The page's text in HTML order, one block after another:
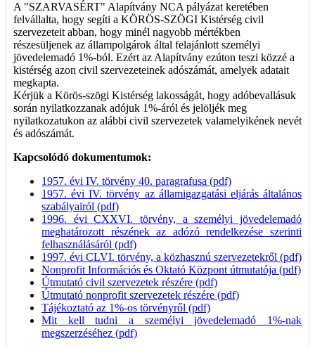
A "SZARVASÉRT" Alapítvány NCA pályázat keretében
felvállalta, hogy segíti a KÖRÖS-SZÖGI Kistérség civil
szervezeteit abban, hogy minél nagyobb mértékben
részesüljenek az állampolgárok által felajánlott személyi
jövedelemadó 1%-ból. Ezért az Alapítvány ezúton teszi közzé a
kistérség azon civil szervezeteinek adószámát, amelyek adatait
megkapta.
Kérjük a Körös-szögi Kistérség lakosságát, hogy adóbevallásuk
során nyilatkozzanak adójuk 1%-áról és jelöljék meg
nyilatkozatukon az alábbi civil szervezetek valamelyikének nevét
és adószámát.
Kapcsolódó dokumentumok:
1957. évi IV. törvény 40. paragrafusa (pdf)
1957. évi IV. törvény az államigazgatási eljárás általános
szabályairól (pdf)
1996. évi CXXVI. törvény, a személyi jövedelemadó
meghatározott részének az adózó rendelkezése szerinti
felhasználásáról (pdf)
1997. évi CLVI. törvény, a közhasznú szervezetekről (pdf)
Nonprofit Információs és Oktató Központ útmutatója (pdf)
Útmutató civil szervezetek részére (pdf)
Útmutató nonprofit szervezetek részére (pdf)
Tájékoztató az 1%-os törvényről (pdf)
Mit kell tudni a személyi jövedelemadó 1%-nak
megszerzéséhez (pdf)